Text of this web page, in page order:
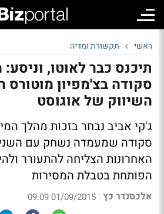
ראשי תקשורת ומדיה
תיכנס כבר לאוטו,
סקודה בצ'מפיון מוטורס
השיווק של אוגוסט
ג'קי אביב נבחר בזכות מהלך
סקודה שמעמדה נשחק עם
האחרונות הצליחה להתעורר
הפותחת בטבלת המסירות
אלכסנדר כץ |
01/09/2015 09:09